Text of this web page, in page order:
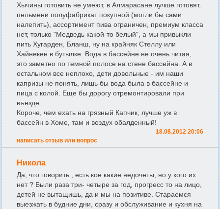
Хычины готовить не умеют, в Алмарасане лучше готовят,
пельмени полуфабрикат покупной (могли бы сами
налепить), ассортимент пива ограничен, премиум класса
нет, только "Медведь какой-то белый", а мы привыкли
пить Хугарден, Бланш, ну на крайняк Стеллу или
Хайнекен в бутылке. Вода в бассейне не очень читая,
это заметно по темной полосе на стене бассейна. А в
остальном все неплохо, дети довольные - им наши
капризы не понять, лишь бы вода была в бассейне и
пица с колой. Еще бы дорогу отремонтировали при
въезде.
Короче, чем ехать на грязный Капчик, лучше уж в
бассейн в Хоме, там и воздух обалденный!
18.08.2012 20:06
написать отзыв или вопрос
Никола
Да, что говорить , есть кое какие недочеты, но у кого их
нет ? Были раза три- четыре за год, прогресс то на лицо,
детей не вытащишь, да и мы на позитиве. Стараемся
выезжать в будние дни, сразу и обслуживание и кухня на